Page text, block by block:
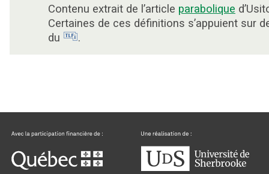
Contenu extrait de l’article parabolique
Certaines de ces définitions s’appuient sur
du
.